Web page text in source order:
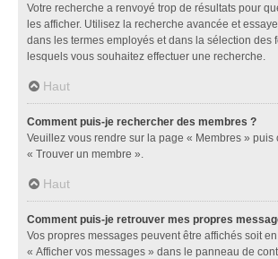
Votre recherche a renvoyé trop de résultats pour
les afficher. Utilisez la recherche avancée et
dans les termes employés et dans la sélection des
lesquels vous souhaitez effectuer une recherche.
Haut
Comment puis-je rechercher des membres ?
Veuillez vous rendre sur la page « Membres » puis
« Trouver un membre ».
Haut
Comment puis-je retrouver mes propres
Vos propres messages peuvent être affichés soit
« Afficher vos messages » dans le panneau de